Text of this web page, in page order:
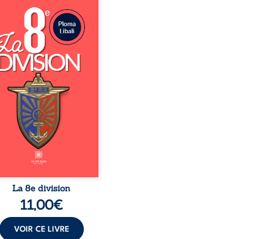
le sillage encore brûlant
Guerre, Pauline et
quittent leurs passés
pour tenter de se
à Angoulême.
infirmières
sur le front de
elles rejoignent un
d’arts où une nouvelle
enfin possible. Entre
passion créative
inattendues,
renaît. Mais les
La 8e division
11,00€
VOIR CE LIVRE